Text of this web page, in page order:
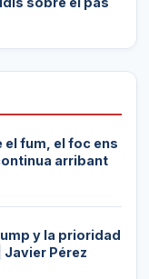
fum, el foc ens
arribant
y la prioridad
Javier Pérez